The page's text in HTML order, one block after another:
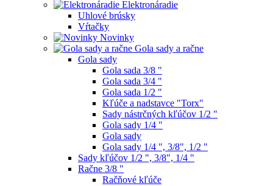
Elektronáradie
Uhlové brúsky
Vŕtačky
Novinky
Gola sady a račne
Gola sady
Gola sada 3/8 "
Gola sada 3/4 "
Gola sada 1/2 "
Kľúče a nadstavce "Torx"
Sady nástrčných kľúčov 1/2 "
Gola sady 1/4 "
Gola sady
Gola sady 1/4 ", 3/8", 1/2 "
Sady kľúčov 1/2 ", 3/8", 1/4 "
Račne 3/8 "
Račňové kľúče